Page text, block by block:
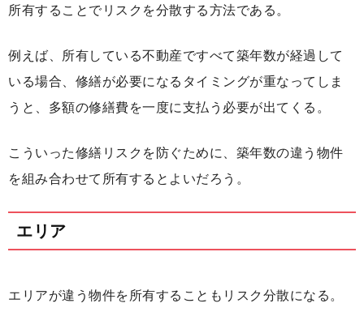
所有することでリスクを分散する方法である。
例えば、所有している不動産ですべて築年数が経過して
いる場合、修繕が必要になるタイミングが重なってしま
うと、多額の修繕費を一度に支払う必要が出てくる。
こういった修繕リスクを防ぐために、築年数の違う物件
を組み合わせて所有するとよいだろう。
エリア
エリアが違う物件を所有することもリスク分散になる。